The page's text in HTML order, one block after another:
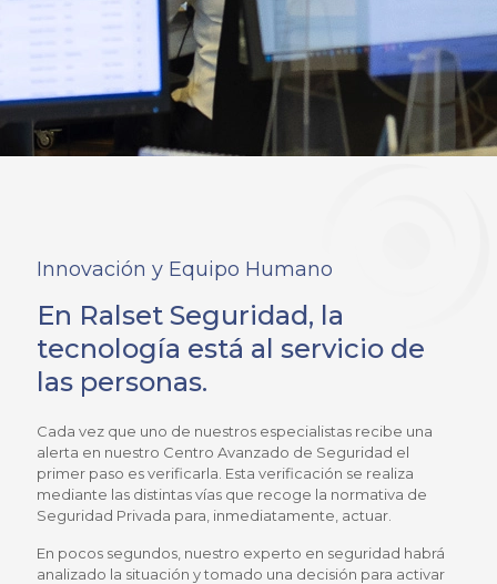
Innovación y Equipo Humano
En Ralset Seguridad, la
tecnología está al servicio de
las personas.
Cada vez que uno de nuestros especialistas recibe una
alerta en nuestro Centro Avanzado de Seguridad el
primer paso es verificarla. Esta verificación se realiza
mediante las distintas vías que recoge la normativa de
Seguridad Privada para, inmediatamente, actuar.
En pocos segundos, nuestro experto en seguridad habrá
analizado la situación y tomado una decisión para activar